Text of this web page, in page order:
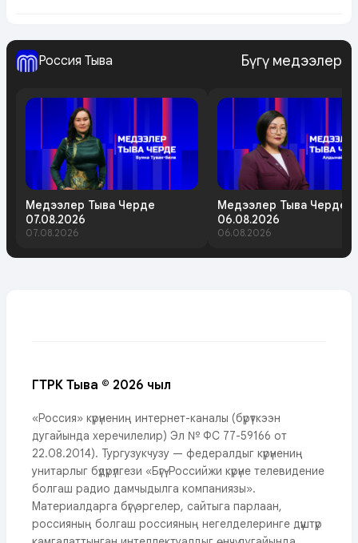
Россия Тыва Бүгү медээлер
Медээлер Тыва Черде
07.08.2026
07.08.2026
Медээлер Тыва Черде
06.08.2026
06.08.2026
ГТРК Тыва © 2026 чыл
«Россия» күрүнениң интернет-каналы (бүрүткээн
дугайында херечилелир) Эл № ФС 77-59166 от
22.08.2014). Тургузукчузу — федералдыг күрүнениң
унитарлыг бүдүрүлгези «Бүгү-Российжи күрүне телевидение
болгаш радио дамчыдылга компаниязы».
Материалдарга бүгү эргелер, сайтыга парлаан,
россияның болгаш россияның негелделеринге дүүштүр